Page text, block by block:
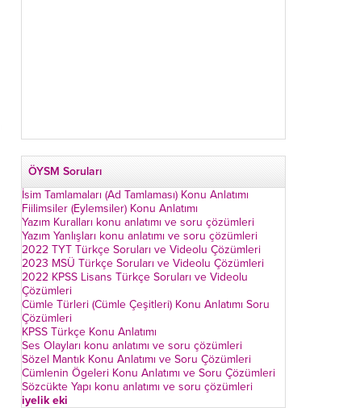
ÖYSM Soruları
İsim Tamlamaları (Ad Tamlaması) Konu Anlatımı
Fiilimsiler (Eylemsiler) Konu Anlatımı
Yazım Kuralları konu anlatımı ve soru çözümleri
Yazım Yanlışları konu anlatımı ve soru çözümleri
2022 TYT Türkçe Soruları ve Videolu Çözümleri
2023 MSÜ Türkçe Soruları ve Videolu Çözümleri
2022 KPSS Lisans Türkçe Soruları ve Videolu
Çözümleri
Cümle Türleri (Cümle Çeşitleri) Konu Anlatımı Soru
Çözümleri
KPSS Türkçe Konu Anlatımı
Ses Olayları konu anlatımı ve soru çözümleri
Sözel Mantık Konu Anlatımı ve Soru Çözümleri
Cümlenin Ögeleri Konu Anlatımı ve Soru Çözümleri
Sözcükte Yapı konu anlatımı ve soru çözümleri
iyelik eki